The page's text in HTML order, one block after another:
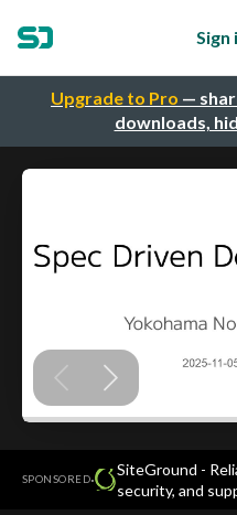
Upgrade to Pro —
downloads,
Sign
SPONSORED·
SiteGround -
security, and